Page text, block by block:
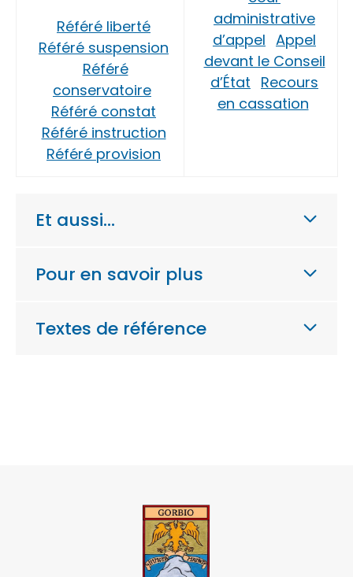
Référé liberté
Référé suspension
Référé
conservatoire
Référé constat
Référé instruction
Référé provision
administrative
d’appel Appel
devant le Conseil
d’État Recours
en cassation
Et aussi…
Pour en savoir plus
Textes de référence